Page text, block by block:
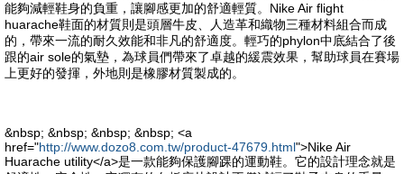
能夠減輕鞋身的負重，讓腳感更加的舒適輕質。Nike Air flight
huarache鞋面的材質則是頭層牛皮、人造革和織物三種材料組合而成
的，帶來一流的耐久效能和非凡的舒適度。輕巧的phylon中底結合了後
跟的air sole的氣墊，為球員們帶來了卓越的緩震效果，幫助球員在賽場
上更好的發揮，外地則是橡膠材質製成的。
&nbsp; &nbsp; &nbsp; &nbsp; <a
href="http://www.dozo8.com.tw/product-47679.html">Nike Air
Huarache utility</a>是一款能夠保護腳踝的運動鞋。它的設計理念就是